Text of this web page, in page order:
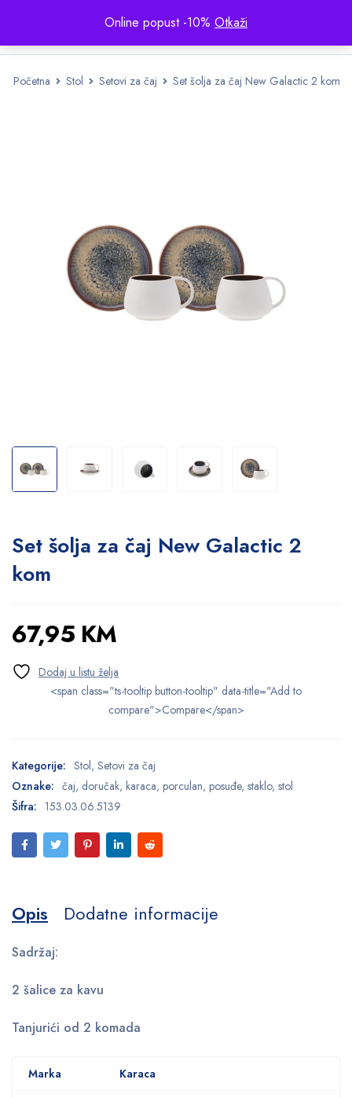
Online popust -10% Otkaži
Početna Stol Setovi za čaj Set šolja za čaj New Galactic 2 kom
Set šolja za čaj New Galactic 2
kom
67,95 KM
<span class="ts-tooltip button-tooltip" data-title="Add to
compare">Compare</span>
Kategorije: Stol, Setovi za čaj
Oznake: čaj, doručak, karaca, porculan, posuđe, staklo, stol
Šifra: 153.03.06.5139
Opis Dodatne informacije
Sadržaj:
2 šalice za kavu
Tanjurići od 2 komada
Marka Karaca